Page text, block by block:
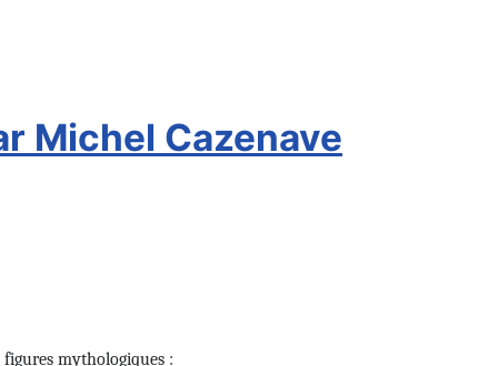
Michel Cazenave
mythologiques :